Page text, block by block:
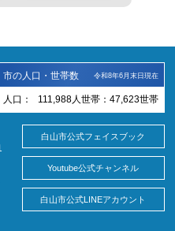
市の人口・世帯数 令和8年6月末日現在
人口： 111,988 人 世帯： 47,623世帯
白山市公式フェイスブック
Youtube公式チャンネル
白山市公式LINEアカウント